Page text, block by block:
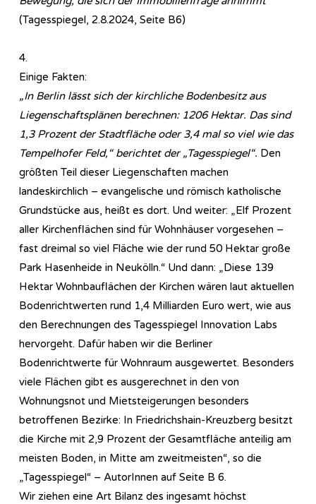
(Tagesspiegel, 2.8.2024, Seite B6)
4.
Einige Fakten:
„In Berlin lässt sich der kirchliche Bodenbesitz aus
Liegenschaftsplänen berechnen: 1206 Hektar. Das sind
1,3 Prozent der Stadtfläche oder 3,4 mal so viel wie das
Tempelhofer Feld,“ berichtet der „Tagesspiegel“. Den
größten Teil dieser Liegenschaften machen
landeskirchlich – evangelische und römisch katholische
Grundstücke aus, heißt es dort. Und weiter: „Elf Prozent
aller Kirchenflächen sind für Wohnhäuser vorgesehen –
fast dreimal so viel Fläche wie der rund 50 Hektar große
Park Hasenheide in Neukölln.“ Und dann: „Diese 139
Hektar Wohnbauflächen der Kirchen wären laut aktuellen
Bodenrichtwerten rund 1,4 Milliarden Euro wert, wie aus
den Berechnungen des Tagesspiegel Innovation Labs
hervorgeht. Dafür haben wir die Berliner
Bodenrichtwerte für Wohnraum ausgewertet. Besonders
viele Flächen gibt es ausgerechnet in den von
Wohnungsnot und Mietsteigerungen besonders
betroffenen Bezirke: In Friedrichshain-Kreuzberg besitzt
die Kirche mit 2,9 Prozent der Gesamtfläche anteilig am
meisten Boden, in Mitte am zweitmeisten“, so die
„Tagesspiegel“ – AutorInnen auf Seite B 6.
Wir ziehen eine Art Bilanz des ingesamt höchst